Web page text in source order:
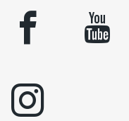
facebook youtube
instagram